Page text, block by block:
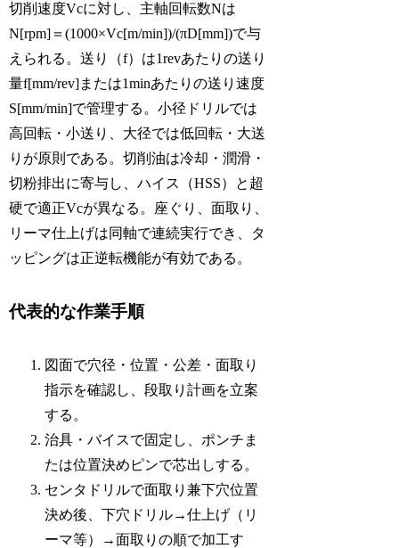
切削速度Vcに対し、主軸回転数Nは
N[rpm]＝(1000×Vc[m/min])/(πD[mm])で与
えられる。送り（f）は1revあたりの送り
量f[mm/rev]または1minあたりの送り速度
S[mm/min]で管理する。小径ドリルでは
高回転・小送り、大径では低回転・大送
りが原則である。切削油は冷却・潤滑・
切粉排出に寄与し、ハイス（HSS）と超
硬で適正Vcが異なる。座ぐり、面取り、
リーマ仕上げは同軸で連続実行でき、タ
ッピングは正逆転機能が有効である。
代表的な作業手順
図面で穴径・位置・公差・面取り
指示を確認し、段取り計画を立案
する。
治具・バイスで固定し、ポンチま
たは位置決めピンで芯出しする。
センタドリルで面取り兼下穴位置
決め後、下穴ドリル→仕上げ（リ
ーマ等）→面取りの順で加工す